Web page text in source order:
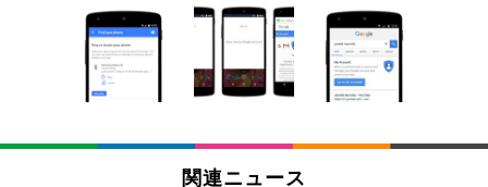
[EdoErgo] オフィスチェア 椅子 テレワーク 疲れな
い 跳ね上げ式アームレスト コンパクト 約105度ロッ
キング pc 事務椅子 360度回転 座面昇降 強化ナイロ
ン樹脂ベース 通気性メッシュ 在宅ワーク H-WY01
(黒網+黒枠+黒足)
SIHOO B100 オフィスチェア／デスクチェア メッシ
ュチェア 人間工学 疲れない ブラック
EIZO ビジネス向けプレミアムモニター | FlexScan
EV3240X-WT | 31.5型4K UHD・USB Type-C・ホワ
イト
￥105,595
EIZO ビジネス向けプレミアムモニター | FlexScan
Amazonベーシック ペットシーツ 薄型 レギュラー 1
回使い捨て 無香料 ホワイト 300枚
￥3,373
Amazonベーシック ペットシーツ 厚型 ワイド 42枚
x2袋(84枚) ホワイト(吸収面:ライトブルー)
関連ニュース